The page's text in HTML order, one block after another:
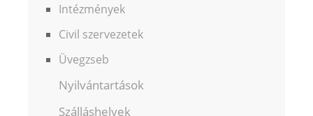
Intézmények
Civil szervezetek
Üvegzseb
Nyilvántartások
Szálláshelyek